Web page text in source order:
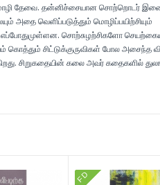
தேவை. தன்னிச்சையான சொற்றொடர்
அதை வெளிப்படுத்தும் மொழிப்பயிற்சியும்
சொற்சுழற்சிகளோ
சிட்டுக்குருவிகள் போல அசைந்த
சிறுகதையின் கலை அவர் கதைகளில்
FD